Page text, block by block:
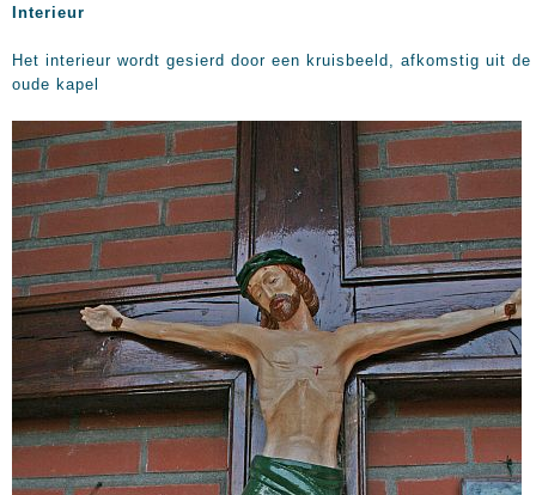
Interieur
Het interieur wordt gesierd door een kruisbeeld, afkomstig uit de
oude kapel